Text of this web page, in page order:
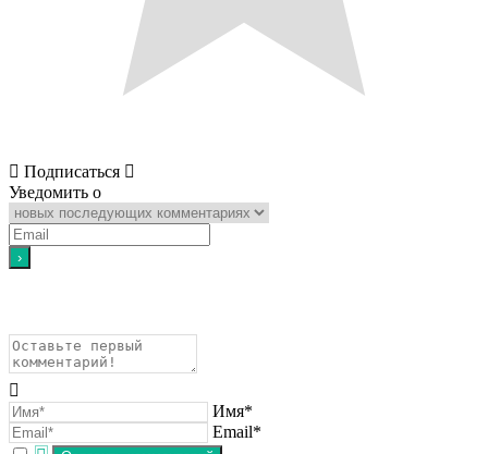
Подписаться
Уведомить о
Имя*
Email*